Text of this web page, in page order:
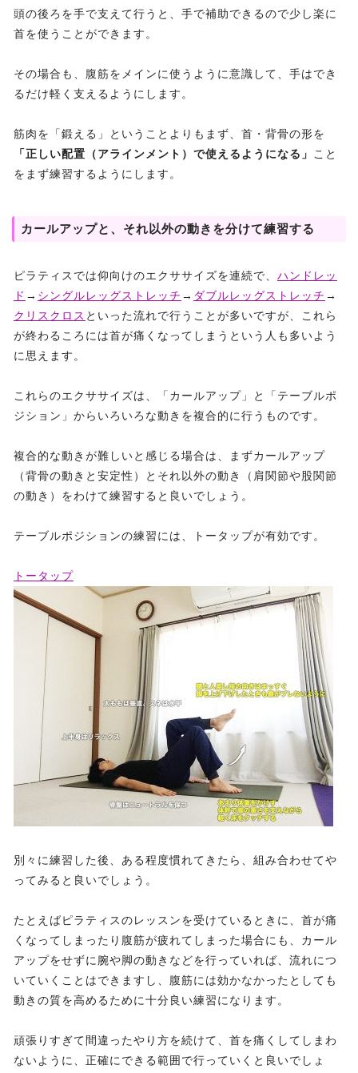
頭の後ろを手で支えて行うと、手で補助できるので少し楽に
首を使うことができます。
その場合も、腹筋をメインに使うように意識して、手はでき
るだけ軽く支えるようにします。
筋肉を「鍛える」ということよりもまず、首・背骨の形を
「正しい配置（アラインメント）で使えるようになる」
こと
をまず練習するようにします。
カールアップと、それ以外の動きを分けて練習する
ピラティスでは仰向けのエクササイズを連続で、 ハンドレッ
ド → シングルレッグストレッチ → ダブルレッグストレッチ →
クリスクロス といった流れで行うことが多いですが、これら
が終わるころには首が痛くなってしまうという人も多いよう
に思えます。
これらのエクササイズは、「カールアップ」と「テーブルポ
ジション」からいろいろな動きを複合的に行うものです。
複合的な動きが難しいと感じる場合は、まずカールアップ
（背骨の動きと安定性）とそれ以外の動き（肩関節や股関節
の動き）をわけて練習すると良いでしょう。
テーブルポジションの練習には、トータップが有効です。
トータップ
別々に練習した後、ある程度慣れてきたら、組み合わせてや
ってみると良いでしょう。
たとえばピラティスのレッスンを受けているときに、首が痛
くなってしまったり腹筋が疲れてしまった場合にも、カール
アップをせずに腕や脚の動きなどを行っていれば、流れにつ
いていくことはできますし、腹筋には効かなかったとしても
動きの質を高めるために十分良い練習になります。
頑張りすぎて間違ったやり方を続けて、首を痛くしてしまわ
ないように、正確にできる範囲で行っていくと良いでしょ